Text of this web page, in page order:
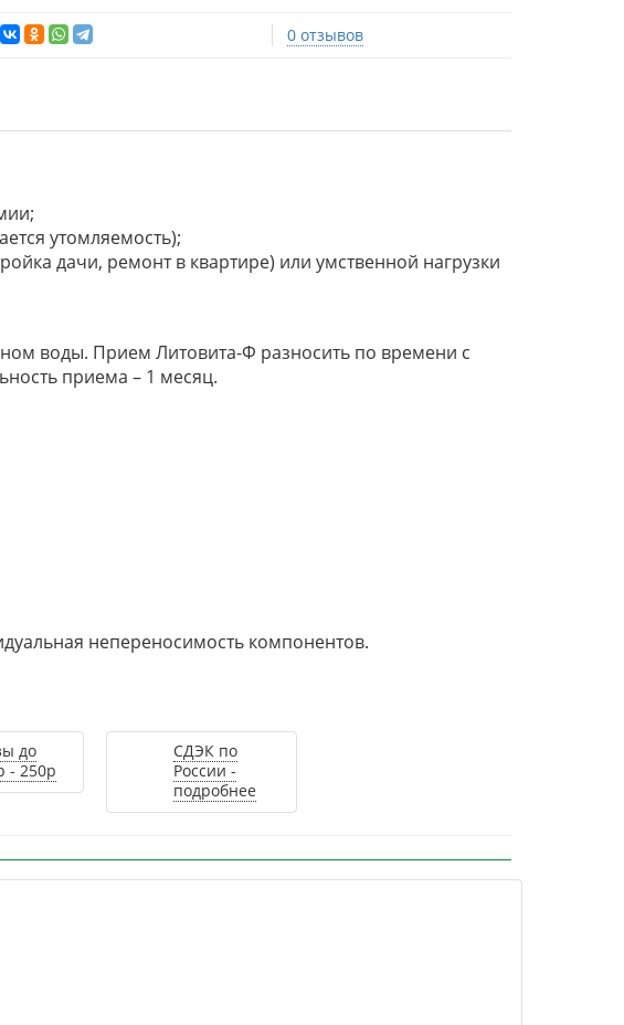
0 отзывов
утомляемость);
дачи, ремонт в квартире) или умственной нагрузки
воды. Прием Литовита­-Ф разносить по времени с
приема – 1 месяц.
непереносимость компонентов.
до
- 250р
СДЭК по
России -
подробнее